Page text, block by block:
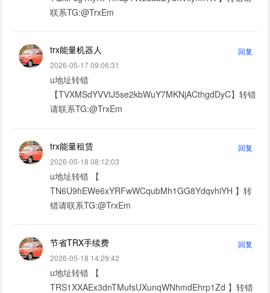
联系TG:@TrxEm
trx能量机器人
回复
2026-05-17 09:06:31
u地址转错
【TVXMSdYVVtJ5se2kbWuY7MKNjACthgdDyC】转错
请联系TG:@TrxEm
trx能量租赁
回复
2026-05-18 08:12:03
u地址转错 【
TN6U9hEWe6xYRFwWCqubMh1GG8YdqvhiYH 】转
错请联系TG:@TrxEm
节省TRX手续费
回复
2026-05-18 14:29:42
u地址转错 【
TRS1XXAEx3dnTMufsUXunqWNhmdEhrp1Zd 】转错